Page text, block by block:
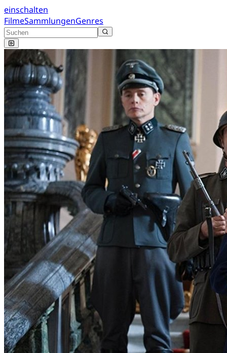
einschalten
FilmeSammlungenGenres